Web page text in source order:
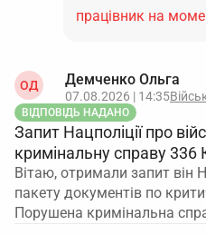
працівник на
ОД Демченко Ольга
07.08.2026 | 14:35
ВІДПОВІДЬ НАДАНО
Запит Нацполіції про
кримінальну справу 336
Вітаю, отримали запит він
пакету документів по
Порушена кримінальна